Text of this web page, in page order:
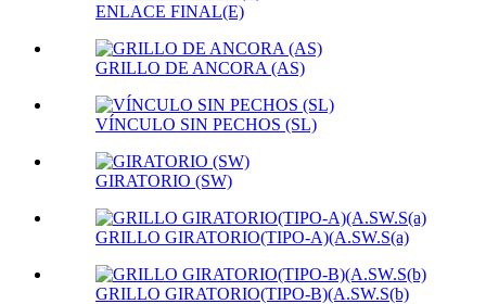
ENLACE FINAL(E)
GRILLO DE ANCORA (AS)
VÍNCULO SIN PECHOS (SL)
GIRATORIO (SW)
GRILLO GIRATORIO(TIPO-A)(A.SW.S(a)
GRILLO GIRATORIO(TIPO-B)(A.SW.S(b)